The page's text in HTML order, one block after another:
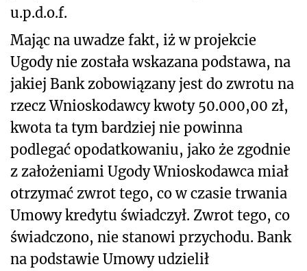
u.p.d.o.f.
Mając na uwadze fakt, iż w projekcie
Ugody nie została wskazana podstawa, na
jakiej Bank zobowiązany jest do zwrotu na
rzecz Wnioskodawcy kwoty 50.000,00 zł,
kwota ta tym bardziej nie powinna
podlegać opodatkowaniu, jako że zgodnie
z założeniami Ugody Wnioskodawca miał
otrzymać zwrot tego, co w czasie trwania
Umowy kredytu świadczył. Zwrot tego, co
świadczono, nie stanowi przychodu. Bank
na podstawie Umowy udzielił